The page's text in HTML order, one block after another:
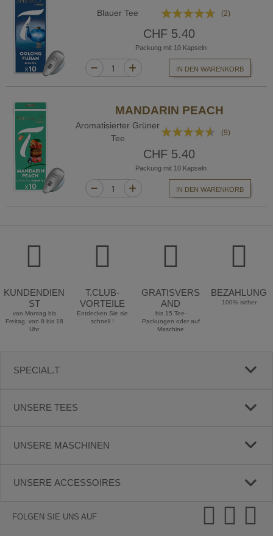
Blauer Tee
Bewertung:
90%
(2)
CHF 5.40
Packung mit 10 Kapseln
IN DEN WARENKORB
MANDARIN PEACH
Aromatisierter Grüner
Tee
Bewertung:
(9)
CHF 5.40
Packung mit 10 Kapseln
IN DEN WARENKORB
KUNDENDIEN
ST
von Montag bis
Freitag, von 8 bis 18
Uhr
T.CLUB-
VORTEILE
Entdecken Sie sie
schnell !
GRATISVERS
AND
bis 15 Tee-
Packungen oder auf
Maschine
BEZAHLUNG
100% sicher
SPECIAL.T
UNSERE TEES
UNSERE MASCHINEN
UNSERE ACCESSOIRES
FOLGEN SIE UNS AUF